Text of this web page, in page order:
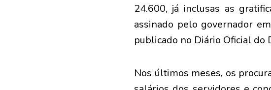
24.600, já inclusas as
assinado pelo governador
publicado no Diário Oficial do
Nos últimos meses, os